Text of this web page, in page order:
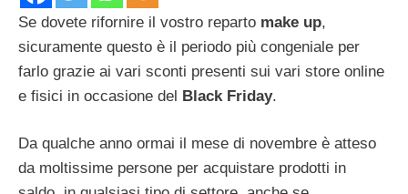
Se dovete rifornire il vostro reparto make up,
sicuramente questo è il periodo più congeniale per
farlo grazie ai vari sconti presenti sui vari store online
e fisici in occasione del Black Friday.
Da qualche anno ormai il mese di novembre è atteso
da moltissime persone per acquistare prodotti in